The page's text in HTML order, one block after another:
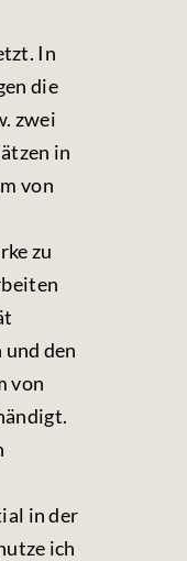
In
die
zwei
in
von
zu
den
von
in der
ich